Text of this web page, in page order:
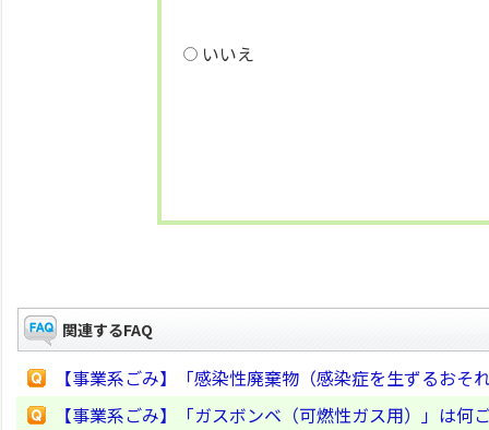
いいえ
関連するFAQ
【事業系ごみ】「感染性廃棄物（感染症を生ずるお
【事業系ごみ】「ガスボンベ（可燃性ガス用）」は何